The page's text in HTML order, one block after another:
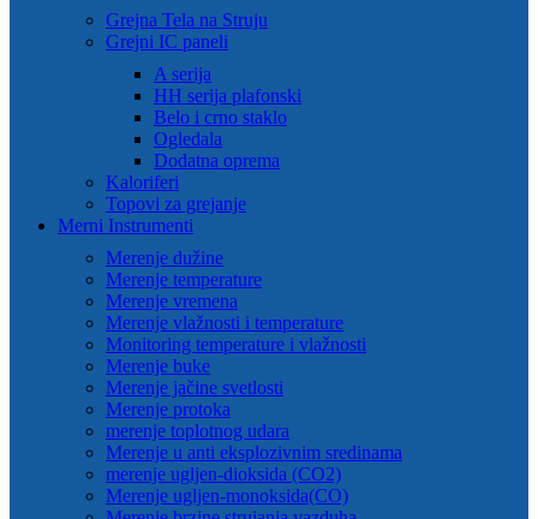
Grejna Tela na Struju
Grejni IC paneli
A serija
HH serija plafonski
Belo i crno staklo
Ogledala
Dodatna oprema
Kaloriferi
Topovi za grejanje
Merni Instrumenti
Merenje dužine
Merenje temperature
Merenje vremena
Merenje vlažnosti i temperature
Monitoring temperature i vlažnosti
Merenje buke
Merenje jačine svetlosti
Merenje protoka
merenje toplotnog udara
Merenje u anti eksplozivnim sredinama
merenje ugljen-dioksida (CO2)
Merenje ugljen-monoksida(CO)